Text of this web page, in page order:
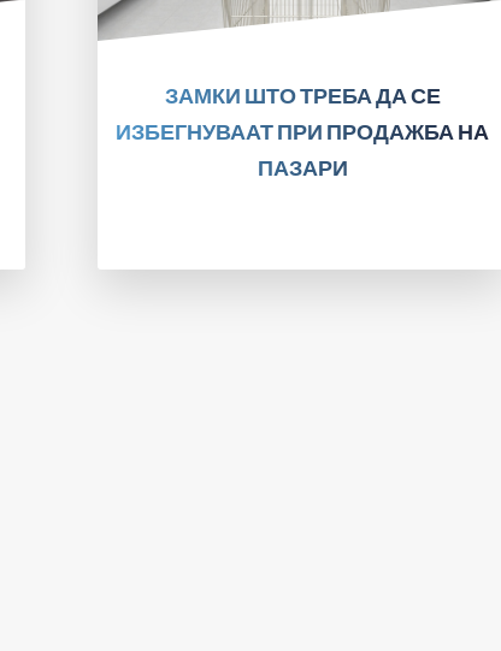
ЗАМКИ ШТО ТРЕБА ДА СЕ
ИЗБЕГНУВААТ ПРИ ПРОДАЖБА НА
ПАЗАРИ